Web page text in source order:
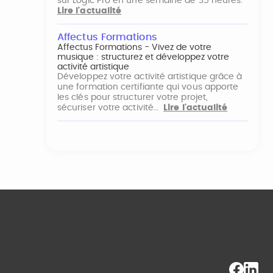
Lire l'actualité
Affectus Formations
Affectus Formations - Vivez de votre
musique : structurez et développez votre
activité artistique
Développez votre activité artistique grâce à
une formation certifiante qui vous apporte
les clés pour structurer votre projet,
sécuriser votre activité…
Lire l'actualité